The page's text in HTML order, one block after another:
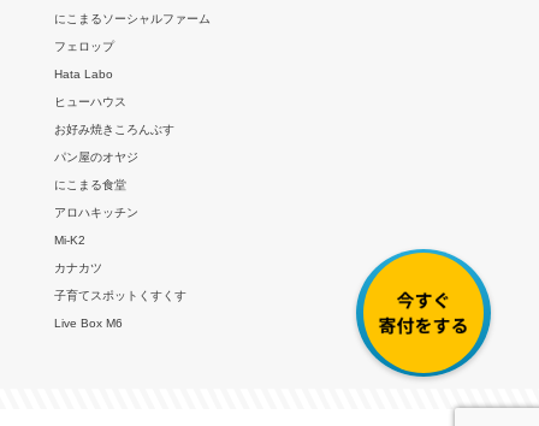
にこまるソーシャルファーム
フェロップ
Hata Labo
ヒューハウス
お好み焼きころんぶす
パン屋のオヤジ
にこまる食堂
アロハキッチン
Mi-K2
カナカツ
子育てスポットくすくす
Live Box M6